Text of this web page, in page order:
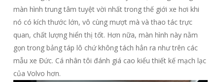
màn hình trung tâm tuyệt vời nhất trong thế giới xe hơi khi
nó có kích thước lớn, vô cùng mượt mà và thao tác trực
quan, chất lượng hiển thị tốt. Hơn nữa, màn hình này nằm
gọn trong bảng táp lô chứ không tách hẳn ra như trên các
mẫu xe Đức. Cá nhân tôi đánh giá cao kiểu thiết kế mạch lạc
của Volvo hơn.